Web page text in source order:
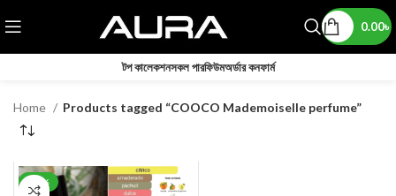
0.00৳
টপ কালেকশনসকল পারফিউমঅর্ডার কনফার্ম
Home Products tagged “COOCO Mademoiselle perfume”
-35%